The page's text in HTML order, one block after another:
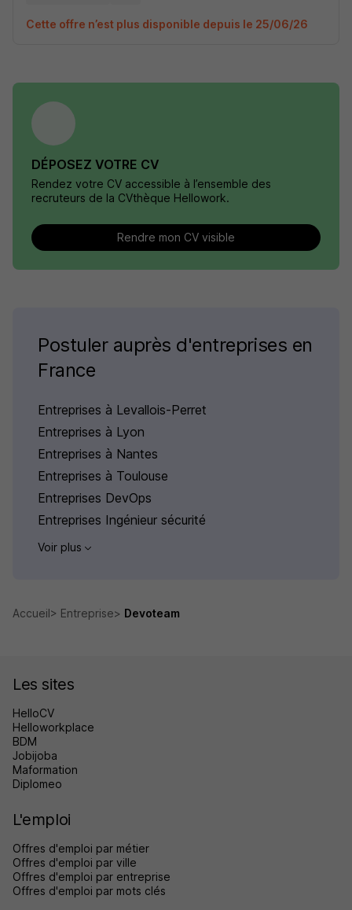
Cette offre n’est plus disponible depuis le 25/06/26
DÉPOSEZ VOTRE CV
Rendez votre CV accessible à l’ensemble des
recruteurs de la CVthèque Hellowork.
Rendre mon CV visible
Postuler auprès d'entreprises en
France
Entreprises à Levallois-Perret
Entreprises à Lyon
Entreprises à Nantes
Entreprises à Toulouse
Entreprises DevOps
Entreprises Ingénieur sécurité
Voir plus
Accueil Entreprise Devoteam
Les sites
HelloCV
Helloworkplace
BDM
Jobijoba
Maformation
Diplomeo
L'emploi
Offres d'emploi par métier
Offres d'emploi par ville
Offres d'emploi par entreprise
Offres d'emploi par mots clés